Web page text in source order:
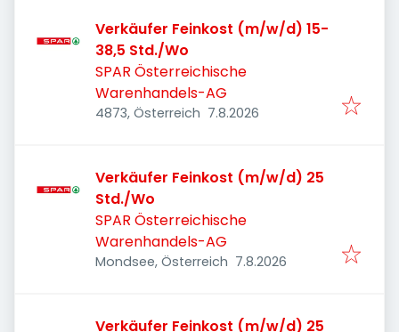
Verkäufer Feinkost (m/w/d) 15-
38,5 Std./Wo
SPAR Österreichische
Warenhandels-AG
4873, Österreich Veröffentlicht
7.8.2026
Verkäufer Feinkost (m/w/d) 25
Std./Wo
SPAR Österreichische
Warenhandels-AG
Mondsee, Österreich Veröffentlicht
7.8.2026
Verkäufer Feinkost (m/w/d) 25